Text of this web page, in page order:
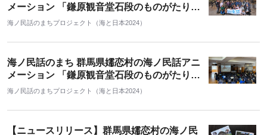
メーション 「鎌原観音堂石段のものがたり」
が完成！ 学習会を開催しました
海ノ民話のまちプロジェクト（海と日本2024）
海ノ民話のまち 群馬県嬬恋村の海ノ民話アニ
メーション 「鎌原観音堂石段のものがたり」
が完成！ 地元の小学校で上映会を開催しまし
海ノ民話のまちプロジェクト（海と日本2024）
【ニュースリリース】群馬県嬬恋村の海ノ民